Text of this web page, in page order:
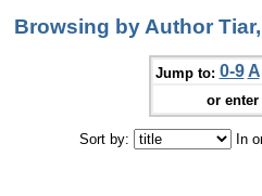
Browsing by Author
Jump to: 0-9 A
or
Sort by: In